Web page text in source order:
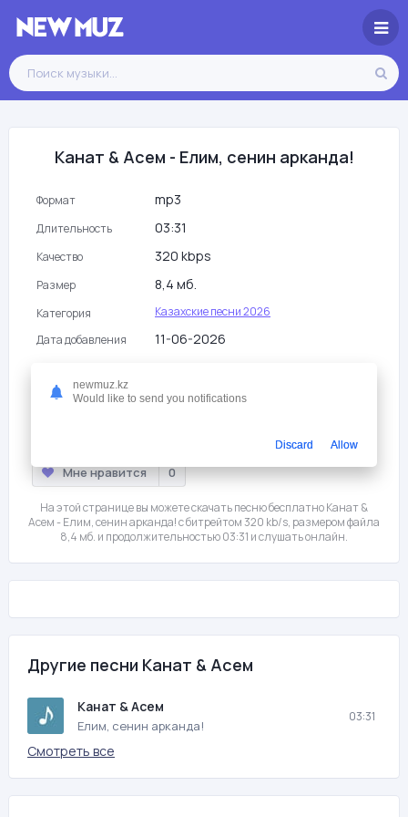
Канат & Асем - Елим, сенин арканда!
Формат mp3
Длительность 03:31
Качество 320 kbps
Размер 8,4 мб.
Категория
Казахские песни 2026
Дата добавления
11-06-2026
Мне нравится 0
На этой странице вы можете скачать песню бесплатно Канат &
Асем - Елим, сенин арканда! с битрейтом 320 kb/s, размером файла
8,4 мб. и продолжительностью 03:31 и слушать онлайн.
Другие песни Канат & Асем
Канат & Асем
Елим, сенин арканда!
03:31
Смотреть все
newmuz.kz
Would like to send you notifications
Discard Allow